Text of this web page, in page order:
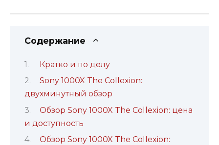
Содержание
Кратко и по делу
Sony 1000X The Collexion:
двухминутный обзор
Обзор Sony 1000X The Collexion: цена
и доступность
Обзор Sony 1000X The Collexion: